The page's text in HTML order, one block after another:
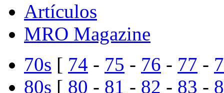
Artículos
MRO Magazine
70s [ 74 - 75 - 76 - 77 -
80s [ 80 - 81 - 82 - 83 -